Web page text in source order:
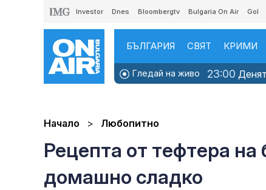
Investor Dnes Bloombergtv Bulgaria On Air Gol
БЪЛГАРИЯ СВЯТ КРИМИ
Гледай на живо 23:00
Начало Любопитно
Рецепта от тефтера
домашно сладко